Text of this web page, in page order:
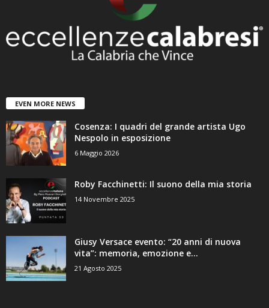
EVEN MORE NEWS
Cosenza: I quadri del grande artista Ugo
Nespolo in esposizione
6 Maggio 2026
Roby Facchinetti: Il suono della mia storia
14 Novembre 2025
Giusy Versace evento: “20 anni di nuova
vita”: memoria, emozione e...
21 Agosto 2025